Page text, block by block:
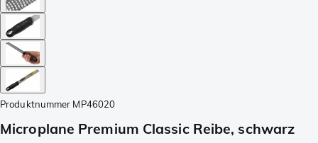
Produktnummer MP46020
Microplane Premium Classic Reibe, schwarz